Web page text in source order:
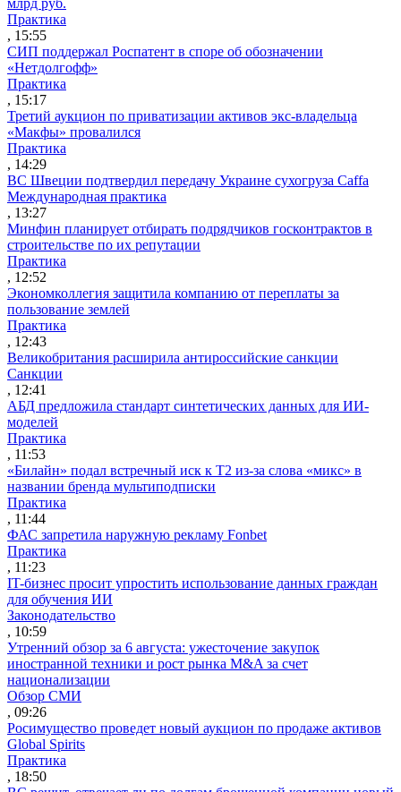
Практика
, 15:55
СИП поддержал Роспатент в споре об обозначении
«Нетдолгофф»
Практика
, 15:17
Третий аукцион по приватизации активов экс-владельца
«Макфы» провалился
Практика
, 14:29
ВС Швеции подтвердил передачу Украине сухогруза Caffa
Международная практика
, 13:27
Минфин планирует отбирать подрядчиков госконтрактов в
строительстве по их репутации
Практика
, 12:52
Экономколлегия защитила компанию от переплаты за
пользование землей
Практика
, 12:43
Великобритания расширила антироссийские санкции
Санкции
, 12:41
АБД предложила стандарт синтетических данных для ИИ-
моделей
Практика
, 11:53
«Билайн» подал встречный иск к Т2 из-за слова «микс» в
названии бренда мультиподписки
Практика
, 11:44
ФАС запретила наружную рекламу Fonbet
Практика
, 11:23
IT-бизнес просит упростить использование данных граждан
для обучения ИИ
Законодательство
, 10:59
Утренний обзор за 6 августа: ужесточение закупок
иностранной техники и рост рынка M&A за счет
национализации
Обзор СМИ
, 09:26
Росимущество проведет новый аукцион по продаже активов
Global Spirits
Практика
, 18:50